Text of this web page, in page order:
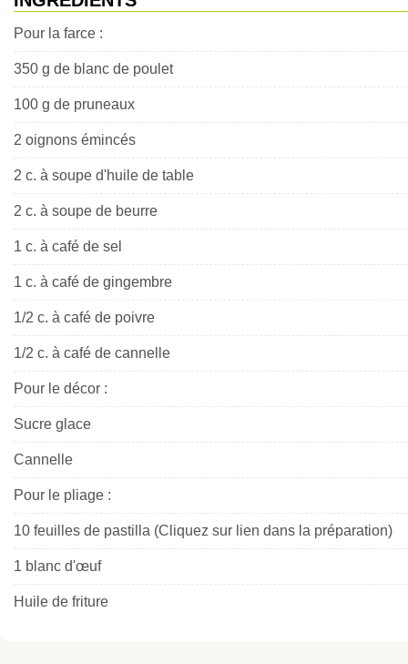
Pour la farce :
350 g de blanc de poulet
100 g de pruneaux
2 oignons émincés
2 c. à soupe d'huile de table
2 c. à soupe de beurre
1 c. à café de sel
1 c. à café de gingembre
1/2 c. à café de poivre
1/2 c. à café de cannelle
Pour le décor :
Sucre glace
Cannelle
Pour le pliage :
10 feuilles de pastilla (Cliquez sur lien dans la préparation)
1 blanc d'œuf
Huile de friture